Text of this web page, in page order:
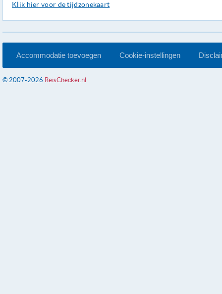
Klik hier voor de tijdzonekaart
Accommodatie toevoegen Cookie-instellingen
© 2007-2026 ReisChecker.nl